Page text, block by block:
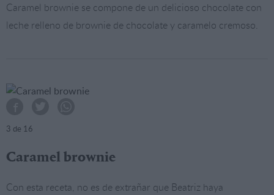
Caramel brownie se compone de un delicioso chocolate con
leche relleno de brownie de chocolate y caramelo cremoso.
3 de 16
Caramel brownie
Con esta receta, no es de extrañar que Beatriz haya